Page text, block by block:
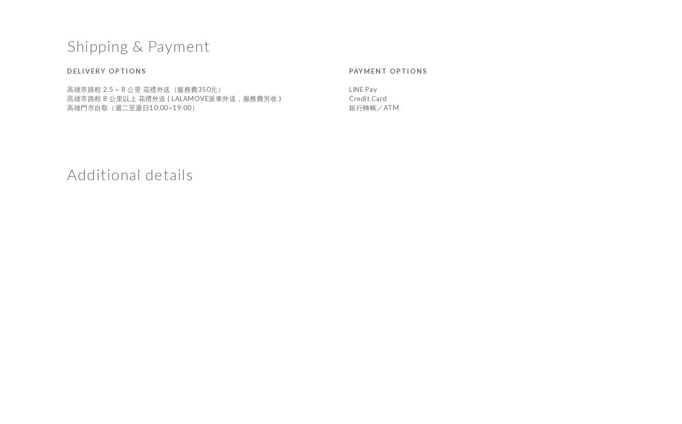
Shipping & Payment
DELIVERY OPTIONS
高雄市路程 2.5 ~ 8 公里 花禮外送（服務費350元）
高雄市路程 8 公里以上 花禮外送 ( LALAMOVE派車外送，服務費另收 )
高雄門市自取（週二至週日10:00~19:00）
PAYMENT OPTIONS
LINE Pay
Credit Card
銀行轉帳／ATM
Additional details